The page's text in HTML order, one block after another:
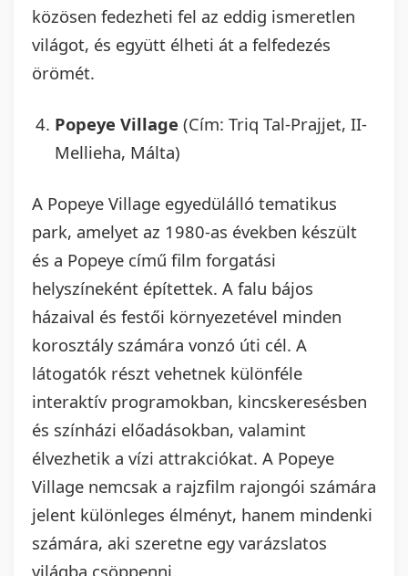
közösen fedezheti fel az eddig ismeretlen
világot, és együtt élheti át a felfedezés
örömét.
Popeye Village (Cím: Triq Tal-Prajjet, II-
Mellieha, Málta)
A Popeye Village egyedülálló tematikus
park, amelyet az 1980-as években készült
és a Popeye című film forgatási
helyszíneként építettek. A falu bájos
házaival és festői környezetével minden
korosztály számára vonzó úti cél. A
látogatók részt vehetnek különféle
interaktív programokban, kincskeresésben
és színházi előadásokban, valamint
élvezhetik a vízi attrakciókat. A Popeye
Village nemcsak a rajzfilm rajongói számára
jelent különleges élményt, hanem mindenki
számára, aki szeretne egy varázslatos
világba csöppenni.